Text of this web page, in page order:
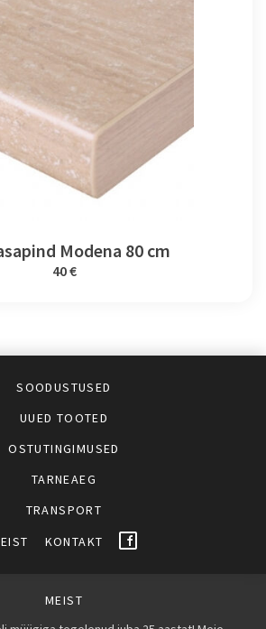
Modena 80 cm
40 €
SOODUSTUSED
UUED TOOTED
OSTUTINGIMUSED
TARNEAEG
TRANSPORT
KONTAKT
MEIST